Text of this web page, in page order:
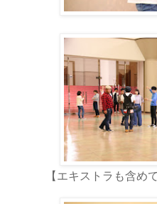
【エキストラも含め